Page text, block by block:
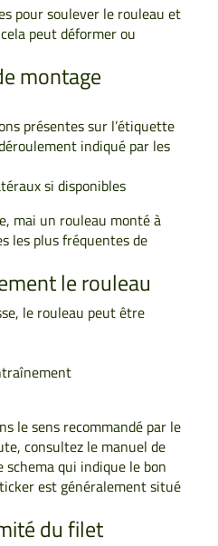
pour soulever le rouleau et
peut déformer ou
montage
présentes sur l’étiquette
indiqué par les
si disponibles
mai un rouleau monté à
les plus fréquentes de
le rouleau
le rouleau peut être
le sens recommandé par le
consultez le manuel de
qui indique le bon
est généralement situé
du filet